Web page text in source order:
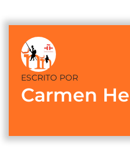
ESCRITO POR
Carmen